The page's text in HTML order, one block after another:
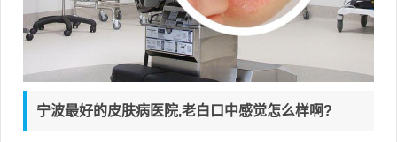
宁波最好的皮肤病医院,老白口中感觉怎么样啊?